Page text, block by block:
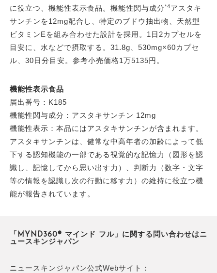
に役立つ、機能性表示食品。機能性関与成分*4アスタキ
サンチンを12mg配合し、特定のブドウ抽出物、天然型
ビタミンEを組み合わせた設計を採用。1日2カプセルを
目安に、水などで摂取する。31.8g、530mg×60カプセ
ル、30日分目安。参考小売価格1万5135円。
機能性表示食品
届出番号：K185
機能性関与成分：アスタキサンチン 12mg
機能性表示：本品にはアスタキサンチンが含まれます。
アスタキサンチンは、健常な中高年者の加齢によって低
下する認知機能の一部である視覚的な記憶力（図形を認
識し、記憶してから思い出す力）、判断力（数字・文字
等の情報を認識し次の行動に移す力）の維持に役立つ機
能が報告されています。
「MYND360® マインド フル」に関する問い合わせはニ
ュースキンジャパン
ニュースキンジャパン公式Webサイト：